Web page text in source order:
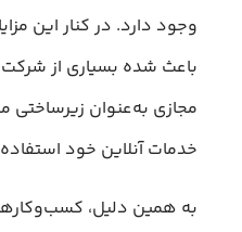
وجود دارد. در کنار این
باعث شده بسیاری از
مجازی به‌عنوان زیرساختی
خدمات آنلاین خود
به همین دلیل،